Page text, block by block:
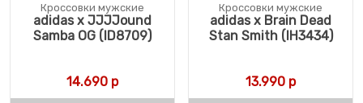
Кроссовки мужские
adidas x JJJJound
Samba OG (ID8709)
14.690р
Кроссовки мужские
adidas x Brain Dead
Stan Smith (IH3434)
13.990 р